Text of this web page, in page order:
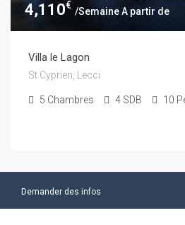
4,110€
/Semaine A partir de
Villa le Lagon
St Cyprien, Lecci
5 Chambres 4 SDB 10
Demander des infos